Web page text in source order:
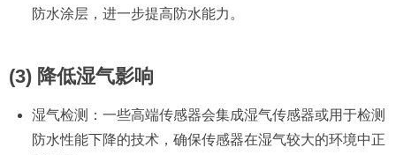
防水涂层，进一步提高防水能力。
(3) 降低湿气影响
湿气检测：一些高端传感器会集成湿气传感器或用于检测
防水性能下降的技术，确保传感器在湿气较大的环境中正